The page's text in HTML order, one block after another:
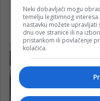
Neki dobavljači mogu
temelju legitimnog
nastavku možete
dnu ove stranice ili na
pristankom ili povlačenje
kolačića.